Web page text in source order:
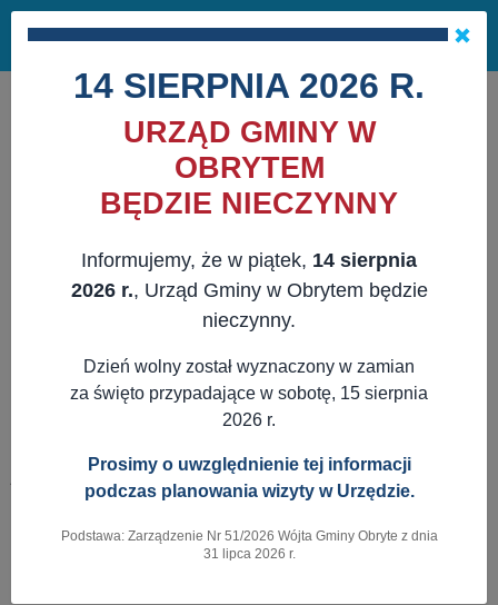
Masz pytania? 29 741 10 04
NAPISZ DO NAS
WWW.OBRYTE.PL AKTUALNOŚCI
Pokaż menu
×
14 SIERPNIA 2026 R.
URZĄD GMINY W
OBRYTEM
BĘDZIE NIECZYNNY
Informujemy, że w piątek, 14 sierpnia
2026 r., Urząd Gminy w Obrytem będzie
nieczynny.
Dzień wolny został wyznaczony w zamian
za święto przypadające w sobotę, 15 sierpnia
2026 r.
Prosimy o uwzględnienie tej informacji
podczas planowania wizyty w Urzędzie.
Podstawa: Zarządzenie Nr 51/2026 Wójta Gminy Obryte z dnia
31 lipca 2026 r.